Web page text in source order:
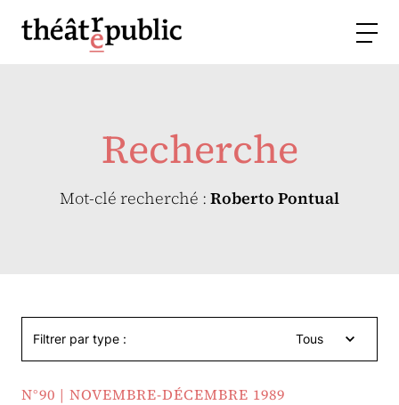
Recherche
Mot-clé recherché : Roberto Pontual
Filtrer par type : Tous
N°90 | NOVEMBRE-DÉCEMBRE 1989